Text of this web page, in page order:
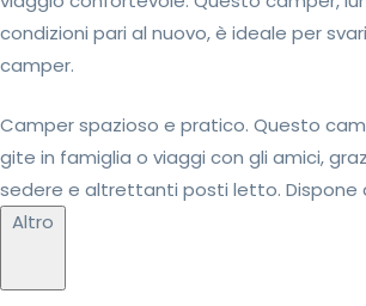
condizioni pari al nuovo, è ideale per
camper.
Camper spazioso e pratico. Questo
gite in famiglia o viaggi con gli amici,
sedere e altrettanti posti letto. Dispone
Altro